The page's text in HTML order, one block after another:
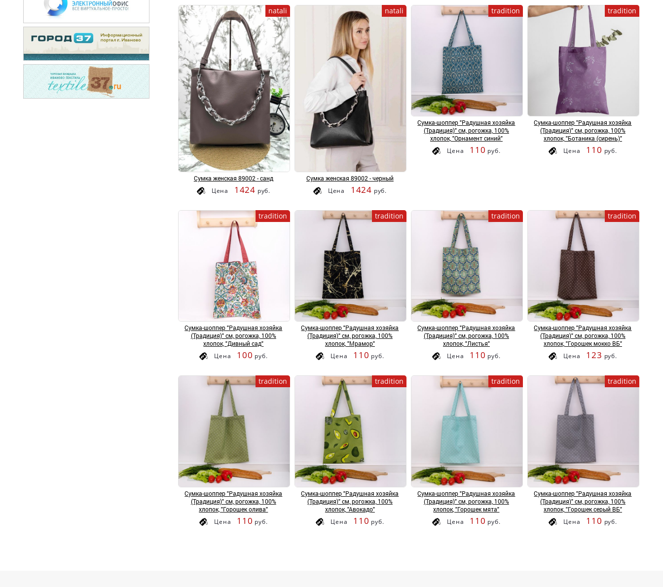
natali
Сумка женская 89002 - санд
Цена 1424 руб.
natali
Сумка женская 89002 - черный
Цена 1424 руб.
tradition
Сумка-шоппер "Радушная хозяйка
(Традиция)" см, рогожка, 100%
хлопок, "Орнамент синий"
Цена 110 руб.
tradition
Сумка-шоппер "Радушная хозяйка
(Традиция)" см, рогожка, 100%
хлопок, "Ботаника (сирень)"
Цена 110 руб.
tradition
Сумка-шоппер "Радушная хозяйка
(Традиция)" см, рогожка, 100%
хлопок, "Дивный сад"
Цена 100 руб.
tradition
Сумка-шоппер "Радушная хозяйка
(Традиция)" см, рогожка, 100%
хлопок, "Мрамор"
Цена 110 руб.
tradition
Сумка-шоппер "Радушная хозяйка
(Традиция)" см, рогожка, 100%
хлопок, "Листья"
Цена 110 руб.
tradition
Сумка-шоппер "Радушная хозяйка
(Традиция)" см, рогожка, 100%
хлопок, "Горошек мокко ВБ"
Цена 123 руб.
tradition
Сумка-шоппер "Радушная хозяйка
(Традиция)" см, рогожка, 100%
хлопок, "Горошек олива"
Цена 110 руб.
tradition
Сумка-шоппер "Радушная хозяйка
(Традиция)" см, рогожка, 100%
хлопок, "Авокадо"
Цена 110 руб.
tradition
Сумка-шоппер "Радушная хозяйка
(Традиция)" см, рогожка, 100%
хлопок, "Горошек мята"
Цена 110 руб.
tradition
Сумка-шоппер "Радушная хозяйка
(Традиция)" см, рогожка, 100%
хлопок, "Горошек серый ВБ"
Цена 110 руб.